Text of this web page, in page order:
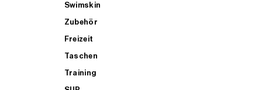
Swimskin
Zubehör
Freizeit
Taschen
Training